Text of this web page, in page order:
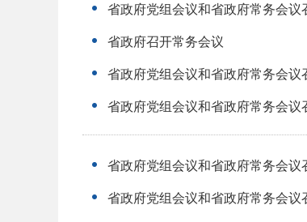
省政府党组会议和省政府常务会议
省政府召开常务会议
省政府党组会议和省政府常务会议
省政府党组会议和省政府常务会议
省政府党组会议和省政府常务会议
省政府党组会议和省政府常务会议